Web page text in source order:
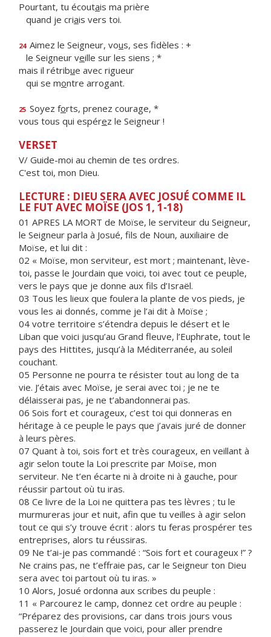
Pourtant, tu écoutais ma prière
quand je criais vers toi.
24 Aimez le Seigneur, vous, ses fidèles : +
le Seigneur veille sur les siens ; *
mais il rétribue avec rigueur
qui se montre arrogant.
25 Soyez forts, prenez courage, *
vous tous qui espérez le Seigneur !
VERSET
V/ Guide-moi au chemin de tes ordres.
C'est toi, mon Dieu.
LECTURE : DIEU SERA AVEC JOSUÉ COMME IL
LE FUT AVEC MOÏSE (JOS 1, 1-18)
01 APRES LA MORT de Moïse, le serviteur du Seigneur,
le Seigneur parla à Josué, fils de Noun, auxiliaire de
Moïse, et lui dit :
02 « Moïse, mon serviteur, est mort ; maintenant, lève-
toi, passe le Jourdain que voici, toi avec tout ce peuple,
vers le pays que je donne aux fils d’Israël.
03 Tous les lieux que foulera la plante de vos pieds, je
vous les ai donnés, comme je l’ai dit à Moïse ;
04 votre territoire s’étendra depuis le désert et le
Liban que voici jusqu’au Grand fleuve, l’Euphrate, tout le
pays des Hittites, jusqu’à la Méditerranée, au soleil
couchant.
05 Personne ne pourra te résister tout au long de ta
vie. J’étais avec Moïse, je serai avec toi ; je ne te
délaisserai pas, je ne t’abandonnerai pas.
06 Sois fort et courageux, c’est toi qui donneras en
héritage à ce peuple le pays que j’avais juré de donner
à leurs pères.
07 Quant à toi, sois fort et très courageux, en veillant à
agir selon toute la Loi prescrite par Moïse, mon
serviteur. Ne t’en écarte ni à droite ni à gauche, pour
réussir partout où tu iras.
08 Ce livre de la Loi ne quittera pas tes lèvres ; tu le
murmureras jour et nuit, afin que tu veilles à agir selon
tout ce qui s’y trouve écrit : alors tu feras prospérer tes
entreprises, alors tu réussiras.
09 Ne t’ai-je pas commandé : “Sois fort et courageux !” ?
Ne crains pas, ne t’effraie pas, car le Seigneur ton Dieu
sera avec toi partout où tu iras. »
10 Alors, Josué ordonna aux scribes du peuple :
11 « Parcourez le camp, donnez cet ordre au peuple :
“Préparez des provisions, car dans trois jours vous
passerez le Jourdain que voici, pour aller prendre